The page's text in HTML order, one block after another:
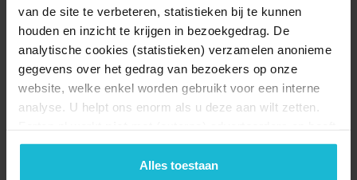
van de site te verbeteren, statistieken bij te kunnen
houden en inzicht te krijgen in bezoekgedrag. De
analytische cookies (statistieken) verzamelen anonieme
gegevens over het gedrag van bezoekers op onze
website, welke enkel worden gebruikt voor een interne
analyse. U helpt ons enorm als u deze aan wilt zetten.
geen commerciële doelstelling. U kunt deze cookies via
de knoppen accepteren, beheren of weigeren.
Alles toestaan